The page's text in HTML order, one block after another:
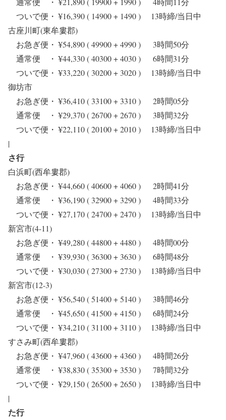
ついで便・ ¥16,390 ( 14900 + 1490 ) 13時締/当日中
古座川町(東牟婁郡)
お急ぎ便・ ¥54,890 ( 49900 + 4990 ) 3時間50分
通常便 ・ ¥44,330 ( 40300 + 4030 ) 6時間31分
ついで便・ ¥33,220 ( 30200 + 3020 ) 13時締/当日中
御坊市
お急ぎ便・ ¥36,410 ( 33100 + 3310 ) 2時間05分
通常便 ・ ¥29,370 ( 26700 + 2670 ) 3時間32分
ついで便・ ¥22,110 ( 20100 + 2010 ) 13時締/当日中
|
さ行
白浜町(西牟婁郡)
お急ぎ便・ ¥44,660 ( 40600 + 4060 ) 2時間41分
通常便 ・ ¥36,190 ( 32900 + 3290 ) 4時間33分
ついで便・ ¥27,170 ( 24700 + 2470 ) 13時締/当日中
新宮市(4-11)
お急ぎ便・ ¥49,280 ( 44800 + 4480 ) 4時間00分
通常便 ・ ¥39,930 ( 36300 + 3630 ) 6時間48分
ついで便・ ¥30,030 ( 27300 + 2730 ) 13時締/当日中
新宮市(12-3)
お急ぎ便・ ¥56,540 ( 51400 + 5140 ) 3時間46分
通常便 ・ ¥45,650 ( 41500 + 4150 ) 6時間24分
ついで便・ ¥34,210 ( 31100 + 3110 ) 13時締/当日中
すさみ町(西牟婁郡)
お急ぎ便・ ¥47,960 ( 43600 + 4360 ) 4時間26分
通常便 ・ ¥38,830 ( 35300 + 3530 ) 7時間32分
ついで便・ ¥29,150 ( 26500 + 2650 ) 13時締/当日中
|
た行